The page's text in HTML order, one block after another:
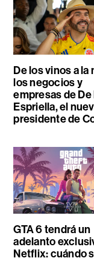
De los vinos a la
los negocios y
empresas de De
Espriella, el
presidente de
GTA 6 tendrá un
adelanto
Netflix: cuándo